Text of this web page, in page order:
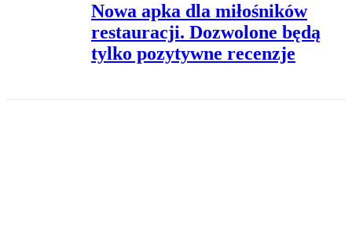
Nowa apka dla miłośników
restauracji. Dozwolone będą
tylko pozytywne recenzje